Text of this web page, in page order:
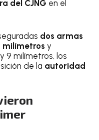
del CJNG en el
dos armas
milímetrosy
y 9 milímetros, los
de la autoridad